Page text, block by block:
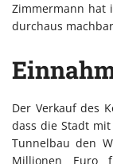
Zimmermann hat
durchaus
Der Verkauf des
dass die Stadt
Tunnelbau den
Millionen Euro